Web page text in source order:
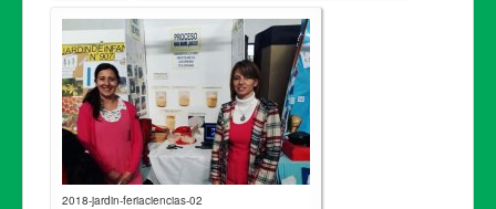
2018-jardin-feriaciencias-02